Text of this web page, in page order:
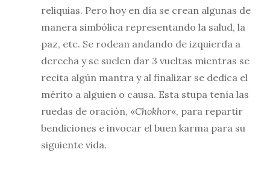
reliquias. Pero hoy en día se crean algunas de
manera simbólica representando la salud, la
paz, etc. Se rodean andando de izquierda a
derecha y se suelen dar 3 vueltas mientras se
recita algún mantra y al finalizar se dedica el
mérito a alguien o causa. Esta stupa tenía las
ruedas de oración, «Chokhor«, para repartir
bendiciones e invocar el buen karma para su
siguiente vida.